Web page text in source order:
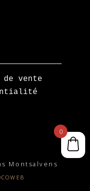
de vente
Montsalvens
0